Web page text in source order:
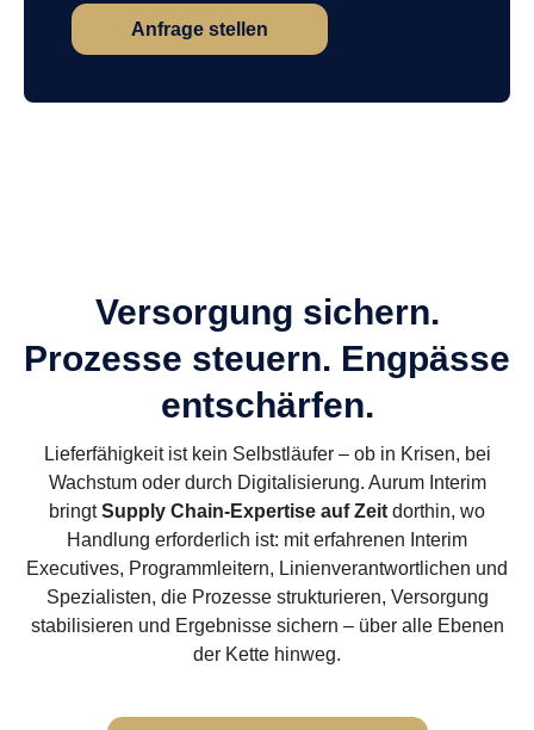
Anfrage stellen
Versorgung sichern.
Prozesse steuern. Engpässe
entschärfen.
Lieferfähigkeit ist kein Selbstläufer – ob in Krisen, bei
Wachstum oder durch Digitalisierung. Aurum Interim
bringtSupply Chain-Expertise auf Zeit dorthin, wo
Handlung erforderlich ist: mit erfahrenen Interim
Executives, Programmleitern, Linienverantwortlichen und
Spezialisten, die Prozesse strukturieren, Versorgung
stabilisieren und Ergebnisse sichern – über alle Ebenen
der Kette hinweg.